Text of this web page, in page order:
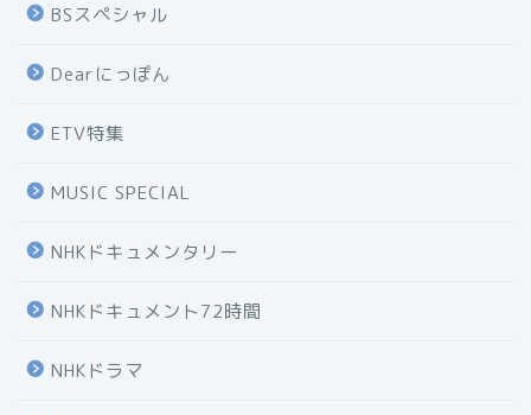
BSスペシャル
Dearにっぽん
ETV特集
MUSIC SPECIAL
NHKドキュメンタリー
NHKドキュメント72時間
NHKドラマ